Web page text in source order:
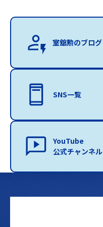
室舘勲のブログ
SNS一覧
YouTube
公式チャンネル